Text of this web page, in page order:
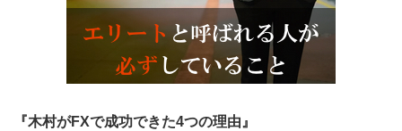
『木村がFXで成功できた4つの理由』